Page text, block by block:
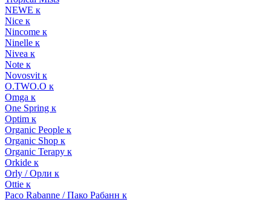
NEWE к
Nice к
Nincome к
Ninelle к
Nivea к
Note к
Novosvit к
O.TWO.O к
Omga к
One Spring к
Optim к
Organic People к
Organic Shop к
Organic Terapy к
Orkide к
Orly / Орли к
Ottie к
Paco Rabanne / Пако Рабанн к